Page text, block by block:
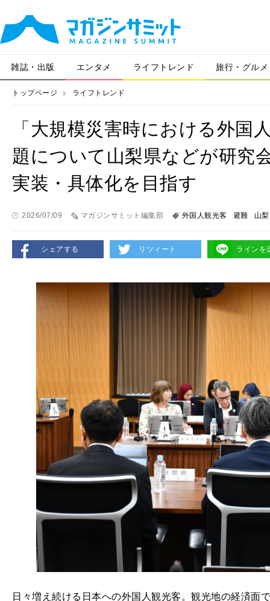
雑誌・出版 エンタメ ライフトレンド 旅行・グルメ
トップページ ライフトレンド
「大規模災害時における外国
題について⼭梨県などが研究
実装・具体化を目指す
2026/07/09 マガジンサミット編集部 外国人観光客 避難 山梨
シェアする リツィート ラインを
日々増え続ける日本への外国人観光客。観光地の経済面